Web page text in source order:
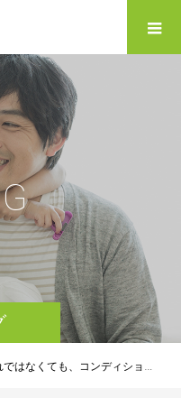
G
くても、コンディショニングマシンの使い方は色々！！